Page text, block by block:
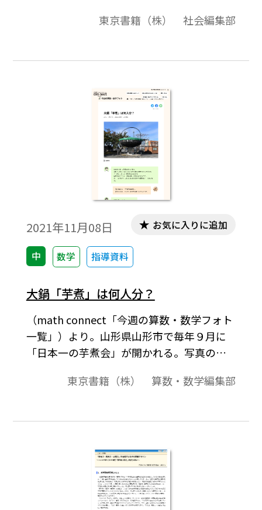
ト作成やワークシート作成などで，自由に
東京書籍（株） 社会編集部
2021年11月08日
中 数学 指導資料
お気に入りに追加
大鍋「芋煮」は何人分？
（math connect「今週の算数・数学フォト
一覧」）より。山形県山形市で毎年９月に
「日本一の芋煮会」が開かれる。写真の鍋
ートル。2018年に作られた［キーワード］#
東京書籍（株） 算数・数学編集部